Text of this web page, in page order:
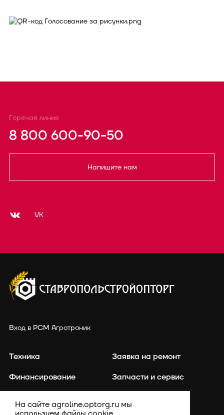
Горячая линия
8 800 600-90-50
Напишите нам
VK
Вход в РСМ Агротроник
Техника
Финансирование
Заявка на ремонт
Запчасти и сервис
На сайте agroline.optorg.ru мы